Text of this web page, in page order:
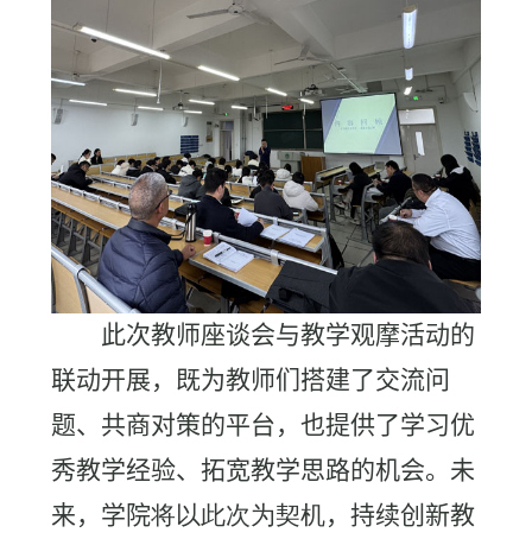
此次教师座谈会与教学观摩活动的
联动开展，既为教师们搭建了交流问
题、共商对策的平台，也提供了学习优
秀教学经验、拓宽教学思路的机会。未
来，学院将以此次为契机，持续创新教